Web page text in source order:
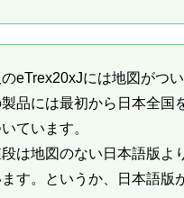
のeTrex20xJには地図がつ
品には最初から日本全国
ています。
は地図のない日本語版よ
す。というか、日本語版